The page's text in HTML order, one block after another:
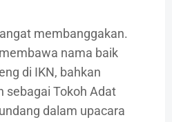
membanggakan.
nama baik
di IKN, bahkan
sebagai Tokoh Adat
dalam upacara